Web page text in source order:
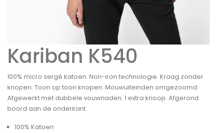
Kariban K540
100% micro sergé katoen. Non-iron technologie. Kraag zonder
knopen. Toon op toon knopen. Mouwuiteinden omgezoomd.
Afgewerkt met dubbele vouwnaden. 1 extra knoop. Afgerond
boord aan de onderkant.
100% Katoen